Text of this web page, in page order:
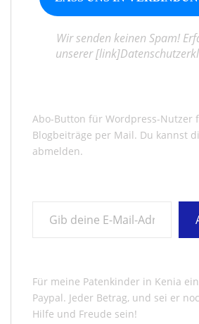
Wir senden keinen Spam!
unserer
Abo-Button für Wordpress-Nutzer
Blogbeiträge per Mail. Du kannst
abmelden.
Für meine Patenkinder in Kenia
Paypal. Jeder Betrag, und sei er
Hilfe und Freude sein!